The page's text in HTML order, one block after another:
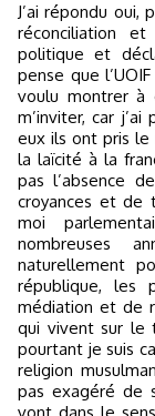
J’ai répondu oui, parce que je suis une femme de paix et de
réconciliation
politique et
pense que
voulu montrer à
m’inviter, car
eux ils ont pris le
la laïcité à la
pas l’absence
croyances et de
moi
nombreuses
naturellement
république, les
médiation et de
qui vivent sur le
pourtant je suis
religion
pas exagéré de